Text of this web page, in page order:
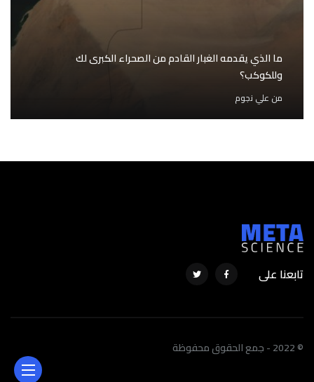
ما الذي يقدمه الغبار القادم من الصحراء الكبرى لك
وللكوكب؟
من علي نجوم
تابعنا على
© 2022 - جمع الحقوق محفوظة